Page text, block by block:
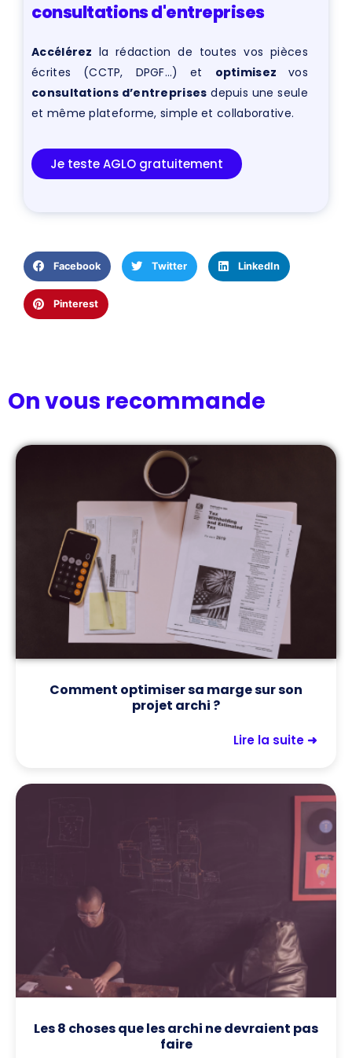
consultations d'entreprises
Accélérez la rédaction de toutes vos pièces
écrites (CCTP, DPGF…) et optimisezvos
consultations d’entreprises depuis une seule
et même plateforme, simple et collaborative.
Je teste AGLO gratuitement
Facebook Twitter LinkedIn
Pinterest
On vous recommande
Comment optimiser sa marge sur son
projet archi ?
Lire la suite ➜
Les 8 choses que les archi ne devraient pas
faire